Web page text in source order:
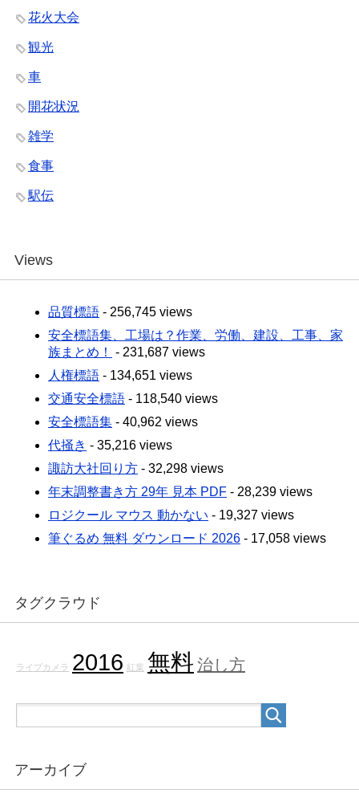
花火大会
観光
車
開花状況
雑学
食事
駅伝
Views
品質標語 - 256,745 views
安全標語集、工場は？作業、労働、建設、工事、家
族まとめ！
- 231,687 views
人権標語 - 134,651 views
交通安全標語 - 118,540 views
安全標語集 - 40,962 views
代掻き - 35,216 views
諏訪大社回り方 - 32,298 views
年末調整書き方 29年 見本 PDF - 28,239 views
ロジクール マウス 動かない - 19,327 views
筆ぐるめ 無料 ダウンロード 2026 - 17,058 views
タグクラウド
ライブカメラ 2016 紅葉 無料 治し方
アーカイブ